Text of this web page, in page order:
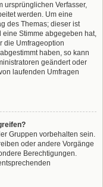
ursprünglichen Verfasser,
werden. Um eine
des Themas; dieser ist
eine Stimme abgegeben hat,
die Umfrageoption
haben, so kann
geändert oder
laufenden Umfragen
Gruppen vorbehalten sein.
oder andere Vorgänge
Berechtigungen.